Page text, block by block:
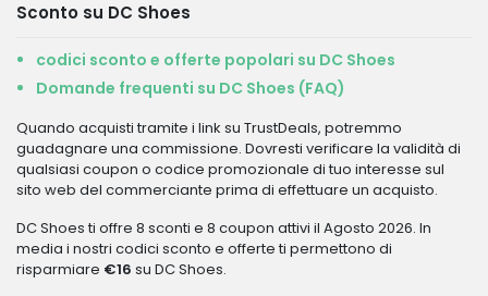
Sconto su DC Shoes
codici sconto e offerte popolari su DC Shoes
Domande frequenti su DC Shoes (FAQ)
Quando acquisti tramite i link su TrustDeals, potremmo
guadagnare una commissione. Dovresti verificare la validità di
qualsiasi coupon o codice promozionale di tuo interesse sul
sito web del commerciante prima di effettuare un acquisto.
DC Shoes ti offre 8 sconti e 8 coupon attivi il Agosto 2026. In
media i nostri codici sconto e offerte ti permettono di
risparmiare €16 su DC Shoes.